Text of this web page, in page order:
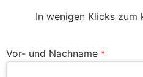
In wenigen Klicks zum
Vor- und Nachname *